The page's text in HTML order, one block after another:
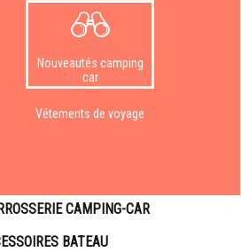
Nouveautés camping
car
Vêtements de voyage
CAMPING-CAR
BATEAU